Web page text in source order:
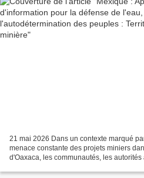
21 mai 2026 Dans un contexte marqué
menace constante des projets miniers
d'Oaxaca, les communautés, les